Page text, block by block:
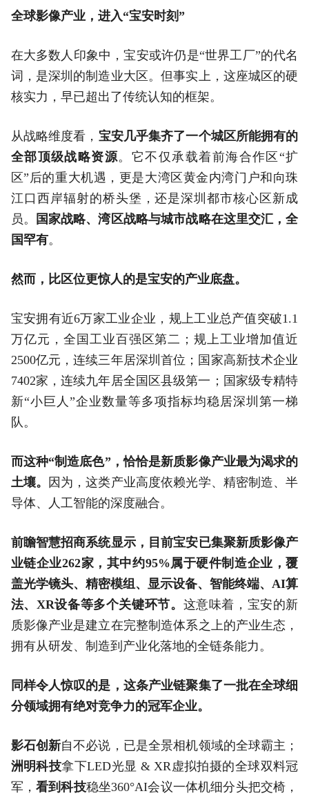
全球影像产业，进入“宝安时刻”
在大多数人印象中，宝安或许仍是“世界工厂”的代名
词，是深圳的制造业大区。但事实上，这座城区的硬
核实力，早已超出了传统认知的框架。
从战略维度看， 宝安几乎集齐了一个城区所能拥有的
全部顶级战略资源。它不仅承载着前海合作区“扩
区”后的重大机遇，更是大湾区黄金内湾门户和向珠
江口西岸辐射的桥头堡，还是深圳都市核心区新成
员。
国家战略、湾区战略与城市战略在这里交汇，全
国罕有。
然而，比区位更惊人的是宝安的产业底盘。
宝安拥有近6万家工业企业，规上工业总产值突破1.1
万亿元，全国工业百强区第二；规上工业增加值近
2500亿元，连续三年居深圳首位；国家高新技术企业
7402家，连续九年居全国区县级第一；国家级专精特
新“小巨人”企业数量等多项指标均稳居深圳第一梯
队。
而这种“制造底色”，恰恰是新质影像产业最为渴求的
土壤。
因为，这类产业高度依赖光学、精密制造、半
导体、人工智能的深度融合。
前瞻智慧招商系统显示，目前宝安已集聚新质影像产
业链企业262家，其中约95%属于硬件制造企业，覆
盖光学镜头、精密模组、显示设备、智能终端、AI算
法、XR设备等多个关键环节。 这意味着，宝安的新
质影像产业是建立在完整制造体系之上的产业生态，
拥有从研发、制造到产业化落地的全链条能力。
同样令人惊叹的是，这条产业链聚集了一批在全球细
分领域拥有绝对竞争力的冠军企业。
影石创新自不必说，已是全景相机领域的全球霸主；
洲明科技拿下LED光显 & XR虚拟拍摄的全球双料冠
军， 看到科技稳坐360°AI会议一体机细分头把交椅，